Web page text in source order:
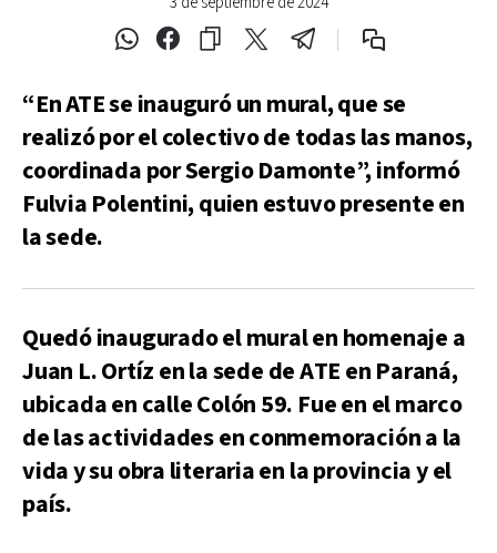
“En ATE se inauguró un mural, que se
realizó por el colectivo de todas las manos,
coordinada por Sergio Damonte”, informó
Fulvia Polentini, quien estuvo presente en
la sede.
Quedó inaugurado el mural en homenaje a
Juan L.Ortíz en la sede de ATE en Paraná,
ubicada en calle Colón 59. Fue en el marco
de las actividades en conmemoración a la
vida y su obra literaria en la provincia y el
país.